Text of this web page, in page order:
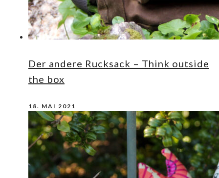
Der andere Rucksack – Think outside
the box
18. MAI 2021